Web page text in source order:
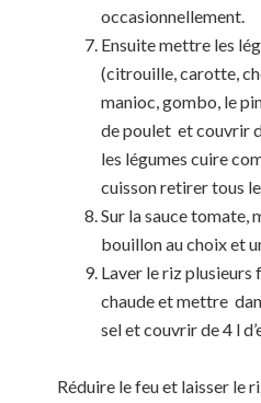
occasionnellement.
Ensuite mettre les
(citrouille, carotte,
manioc, gombo, le
de poulet et couvrir
les légumes cuire
cuisson retirer tous
Sur la sauce tomate,
bouillon au choix et
Laver le riz plusieurs
chaude et mettre
sel et couvrir de 4 l
Réduire le feu et laisser le